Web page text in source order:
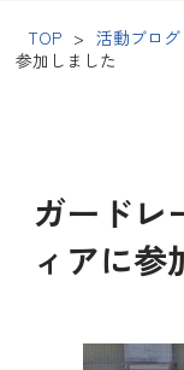
TOP > 活動ブログ
参加しました
ガードレ
ィアに参